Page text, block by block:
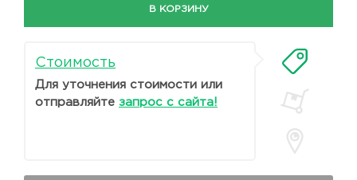
В КОРЗИНУ
Стоимость
Для уточнения стоимости или
отправляйте запрос с сайта!